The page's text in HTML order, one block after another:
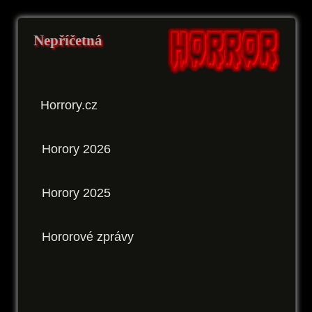
Nepříčetná
Horrory.cz
Horory 2026
Horory 2025
Hororové zprávy